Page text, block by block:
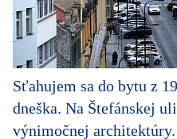
Sťahujem sa do bytu z
dneška. Na Štefánskej
výnimočnej architektúry.